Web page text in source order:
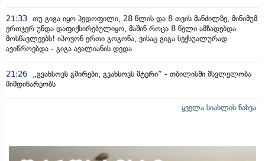
21:33 თუ გიგა იყო პედოფილი, 28 წლის და 8 თვის მანძილზე, მინიმუმ
ერთჯერ უნდა დაფიქსირებულიყო, მაშინ როცა 8 წელი ამზადებდა
მოსწავლეებს! იპოვონ ერთი გოგონა, ვისაც გიგა სექსუალურად
ავიწროებდა - გიგა ავალიანის დედა
21:26
„გვახსოვს გმირები, გვახსოვს მტერი” - თბილისში მსვლელობა
მიმდინარეობს
ყველა სიახლის ნახვა